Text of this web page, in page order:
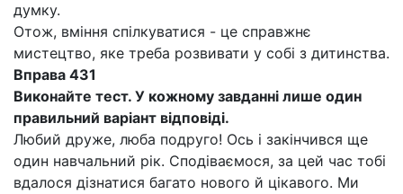
думку.
Отож, вміння спілкуватися - це справжнє
мистецтво, яке треба розвивати у собі з дитинства.
Вправа 431
Виконайте тест. У кожному завданні лише один
правильний варіант відповіді.
Любий друже, люба подруго! Ось і закінчився ще
один навчальний рік. Сподіваємося, за цей час тобі
вдалося дізнатися багато нового й цікавого. Ми